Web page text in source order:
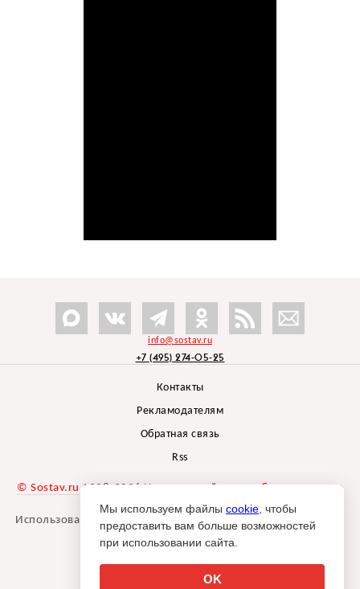
info@sostav.ru
+7 (495) 274-05-25
Контакты
Рекламодателям
Обратная связь
Rss
© Sostav.ru 1998-2026 Независимый проектбрендингового
агентства Depot
Использование материалов Sostav.ru допустимо только при
указании источника.
Мы используем файлы cookie , чтобы
предоставить вам больше возможностей
при использовании сайта.
OK